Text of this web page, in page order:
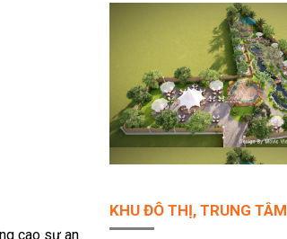
cao sự an
KHU ĐÔ THỊ, TRUNG TÂM